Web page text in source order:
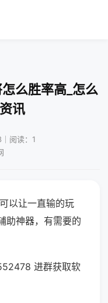
么胜率高_怎么
讯
阅读：1
以让一直输的玩
助神器，有需要的
进群获取软